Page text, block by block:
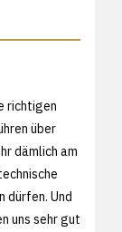
richtigen
über
dämlich am
dürfen. Und
uns sehr gut